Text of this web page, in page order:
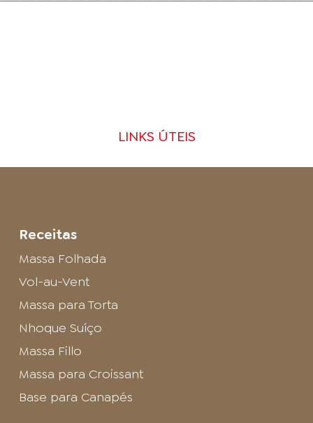
LINKS ÚTEIS
Receitas
Massa Folhada
Vol-au-Vent
Massa para Torta
Nhoque Suíço
Massa Fillo
Massa para Croissant
Base para Canapés